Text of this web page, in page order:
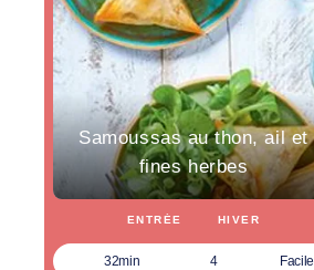
Samoussas au thon, ail et
fines herbes
ENTRÉE HIVER
32min 4 Facile